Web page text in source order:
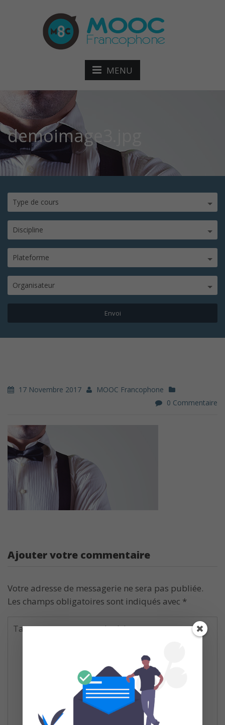
MENU
demoimage3.jpg
Type de cours
Discipline
Plateforme
Organisateur
17 Novembre 2017
MOOC Francophone
0 Commentaire
Ajouter votre commentaire
Votre adresse de messagerie ne sera pas publiée.
Les champs obligatoires sont indiqués avec *